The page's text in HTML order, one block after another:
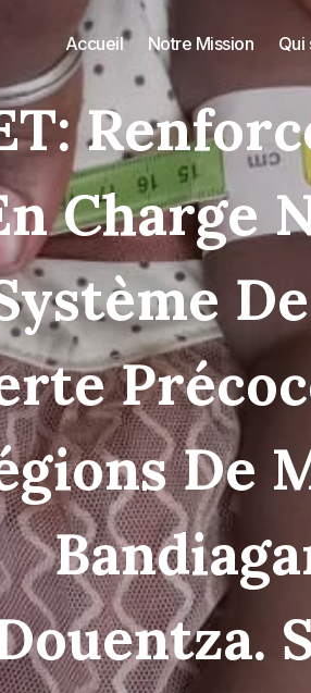
Accueil Notre Mission Qui
Charge
De